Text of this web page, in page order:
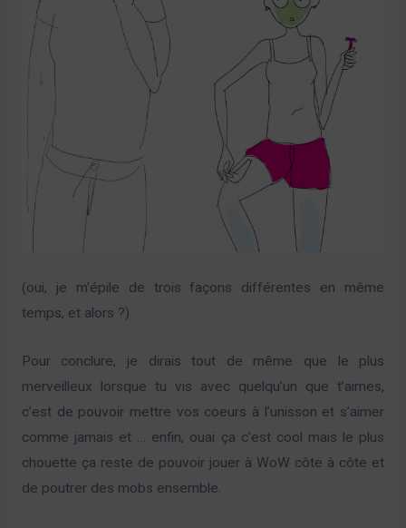
(oui, je m’épile de trois façons différentes en même
temps, et alors ?)
Pour conclure, je dirais tout de même que le plus
merveilleux lorsque tu vis avec quelqu’un que t’aimes,
c’est de pouvoir mettre vos coeurs à l’unisson et s’aimer
comme jamais et … enfin, ouai ça c’est cool mais le plus
chouette ça reste de pouvoir jouer à WoW côte à côte et
de poutrer des mobs ensemble.